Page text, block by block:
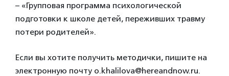
– «Групповая программа психологической
подготовки к школе детей, переживших травму
потери родителей».
Если вы хотите получить методички, пишите на
электронную почту o.khalilova@hereandnow.ru.